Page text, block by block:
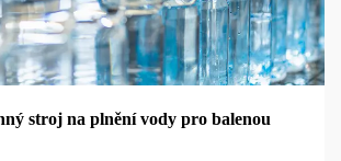
stroj na plnění vody pro balenou